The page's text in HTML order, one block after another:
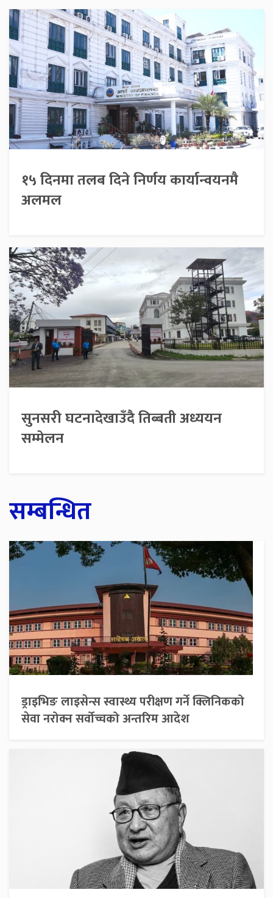
१५ दिनमा तलब दिने निर्णय कार्यान्वयनमै
अलमल
सुनसरी घटनादेखाउँदै तिब्बती अध्ययन
सम्मेलन
सम्बन्धित
ड्राइभिङ लाइसेन्स स्वास्थ्य परीक्षण गर्ने क्लिनिकको
सेवा नरोक्न सर्वोच्चको अन्तरिम आदेश